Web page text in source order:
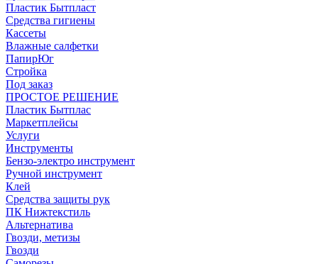
Пластик Бытпласт
Средства гигиены
Кассеты
Влажные салфетки
ПапирЮг
Стройка
Под заказ
ПРОСТОЕ РЕШЕНИЕ
Пластик Бытплас
Маркетплейсы
Услуги
Инструменты
Бензо-электро инструмент
Ручной инструмент
Клей
Средства защиты рук
ПК Нижтекстиль
Альтернатива
Гвозди, метизы
Гвозди